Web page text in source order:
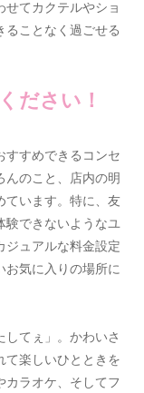
せてカクテルやショ
ることなく過ごせる
ださい！
すすめできるコンセ
んのこと、店内の明
ています。特に、友
験できないようなユ
ジュアルな料金設定
お気に入りの場所に
してぇ」。かわいさ
て楽しいひとときを
カラオケ、そしてフ